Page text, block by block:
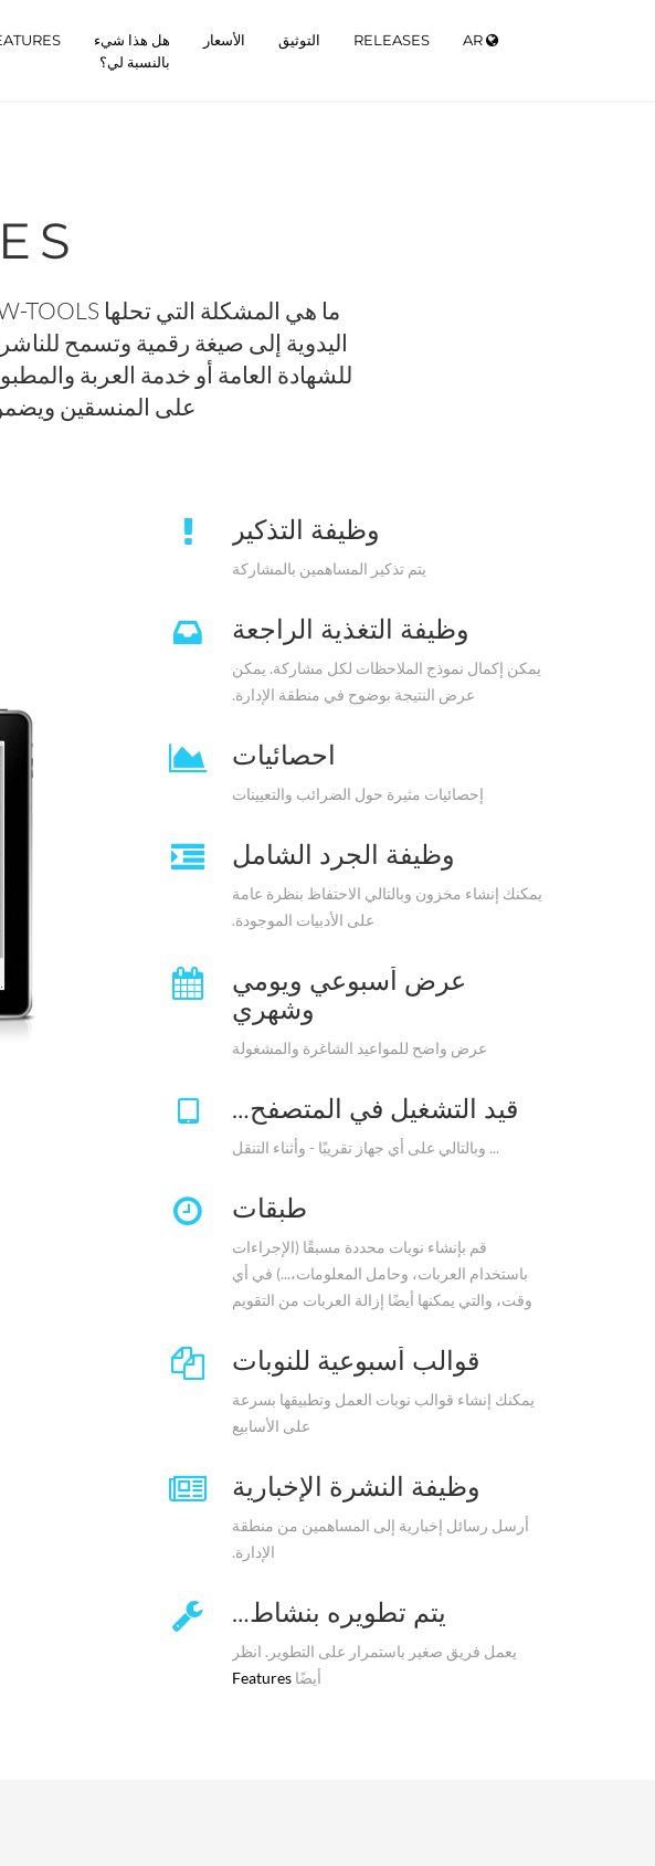
هل هذا شيء
بالنسبة لي؟
الأسعار التوثيق RELEASES
اليدوية إلى صيغة رقمية وتسمح
للشهادة العامة أو خدمة العربة
على المنسقين
وظيفة التذكير
يتم تذكير المساهمين بالمشاركة
وظيفة التغذية الراجعة
يمكن إكمال نموذج الملاحظات لكل مشاركة. يمكن
عرض النتيجة بوضوح في منطقة الإدارة.
احصائيات
إحصائيات مثيرة حول الضرائب والتعيينات
وظيفة الجرد الشامل
يمكنك إنشاء مخزون وبالتالي الاحتفاظ بنظرة عامة
على الأدبيات الموجودة.
عرض أسبوعي ويومي
وشهري
عرض واضح للمواعيد الشاغرة والمشغولة
قيد التشغيل في المتصفح…
... وبالتالي على أي جهاز تقريبًا - وأثناء التنقل
طبقات
قم بإنشاء نوبات محددة مسبقًا (الإجراءات
باستخدام العربات، وحامل المعلومات،...) في أي
وقت، والتي يمكنها أيضًا إزالة العربات من التقويم
قوالب أسبوعية للنوبات
يمكنك إنشاء قوالب نوبات العمل وتطبيقها بسرعة
على الأسابيع
وظيفة النشرة الإخبارية
أرسل رسائل إخبارية إلى المساهمين من منطقة
الإدارة.
يتم تطويره بنشاط…
يعمل فريق صغير باستمرار على التطوير. انظر
أيضًاFeatures